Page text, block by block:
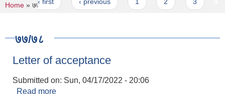
« first ‹ previous
You are here
Home » ७७/७८
७७/७८
Letter of acceptance
Submitted on: Sun, 04/17/2022 - 20:06
Read more